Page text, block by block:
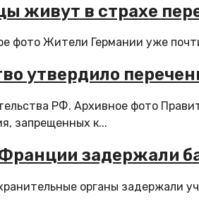
живут в страхе
фото Жители Германии уже
утвердило
РФ. Архивное фото
запрещенных к...
задержали
органы задержали